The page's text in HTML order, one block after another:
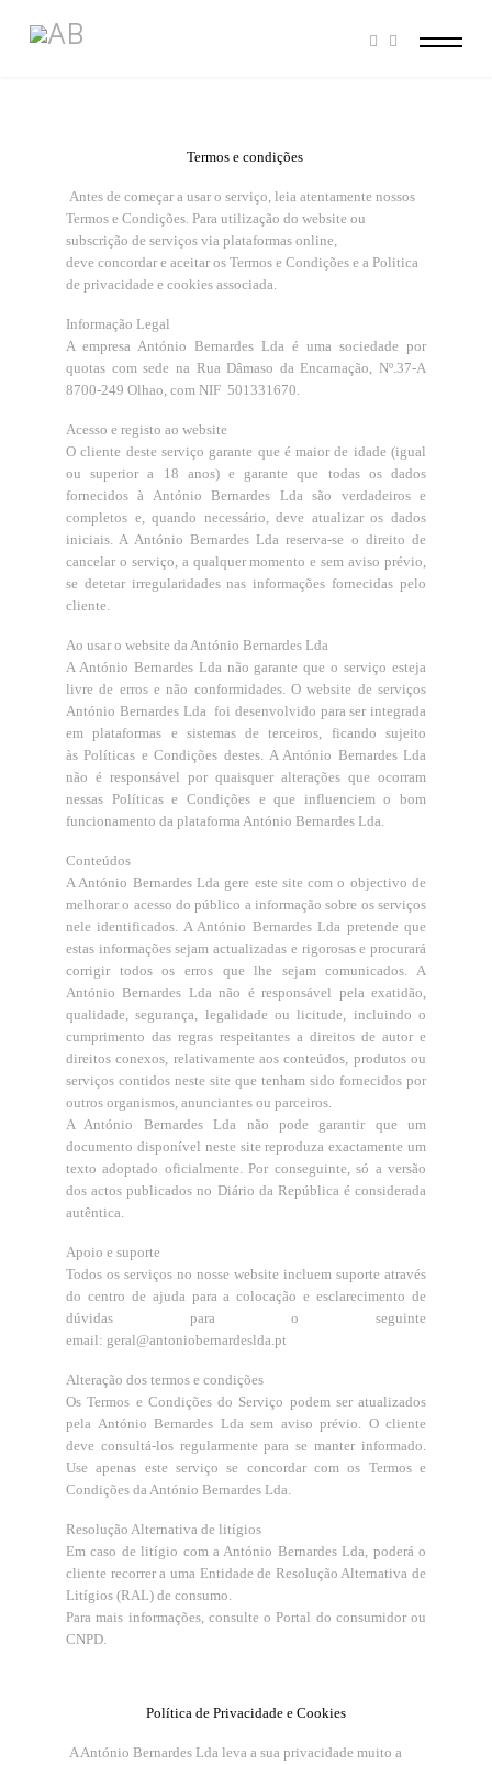
Termos e condições
Antes de começar a usar o serviço, leia atentamente nossos
Termos e Condições. Para utilização do website ou
subscrição de serviços via plataformas online,
deve concordar e aceitar os Termos e Condições e a Politica
de privacidade e cookies associada.
Informação Legal
A empresa António Bernardes Lda é uma sociedade por
quotas com sede na Rua Dâmaso da Encarnação, Nº.37-A
8700-249 Olhao, com NIF 501331670.
Acesso e registo ao website
O cliente deste serviço garante que é maior de idade (igual
ou superior a 18 anos) e garante que todas os dados
fornecidos à António Bernardes Lda são verdadeiros e
completos e, quando necessário, deve atualizar os dados
iniciais. A António Bernardes Lda reserva-se o direito de
cancelar o serviço, a qualquer momento e sem aviso prévio,
se detetar irregularidades nas informações fornecidas pelo
cliente.
Ao usar o website da António Bernardes Lda
A António Bernardes Lda não garante que o serviço esteja
livre de erros e não conformidades. O website de serviços
António Bernardes Lda foi desenvolvido para ser integrada
em plataformas e sistemas de terceiros, ficando sujeito
às Políticas e Condições destes. A António Bernardes Lda
não é responsável por quaisquer alterações que ocorram
nessas Políticas e Condições e que influenciem o bom
funcionamento da plataforma António Bernardes Lda.
Conteúdos
A António Bernardes Lda gere este site com o objectivo de
melhorar o acesso do público a informação sobre os serviços
nele identificados. A António Bernardes Lda pretende que
estas informações sejam actualizadas e rigorosas e procurará
corrigir todos os erros que lhe sejam comunicados. A
António Bernardes Lda não é responsável pela exatidão,
qualidade, segurança, legalidade ou licitude, incluindo o
cumprimento das regras respeitantes a direitos de autor e
direitos conexos, relativamente aos conteúdos, produtos ou
serviços contidos neste site que tenham sido fornecidos por
outros organismos, anunciantes ou parceiros.
A António Bernardes Lda não pode garantir que um
documento disponível neste site reproduza exactamente um
texto adoptado oficialmente. Por conseguinte, só a versão
dos actos publicados no Diário da República é considerada
autêntica.
Apoio e suporte
Todos os serviços no nosse website incluem suporte através
do centro de ajuda para a colocação e esclarecimento de
dúvidas para o seguinte
email: geral@antoniobernardeslda.pt
Alteração dos termos e condições
Os Termos e Condições do Serviço podem ser atualizados
pela António Bernardes Lda sem aviso prévio. O cliente
deve consultá-los regularmente para se manter informado.
Use apenas este serviço se concordar com os Termos e
Condições da António Bernardes Lda.
Resolução Alternativa de litígios
Em caso de litígio com a António Bernardes Lda, poderá o
cliente recorrer a uma Entidade de Resolução Alternativa de
Litígios (RAL) de consumo.
Para mais informações, consulte o Portal do consumidor ou
CNPD.
Política de Privacidade e Cookies
A António Bernardes Lda leva a sua privacidade muito a